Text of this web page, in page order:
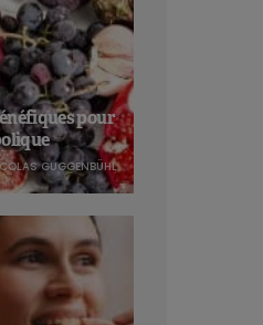
pour
GUGGENBÜHL